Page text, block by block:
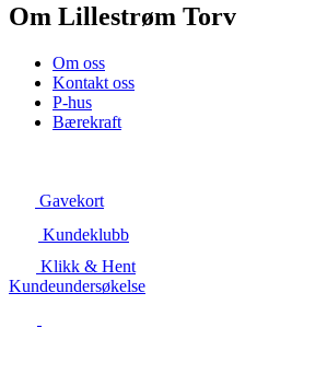
Om Lillestrøm Torv
Om oss
Kontakt oss
P-hus
Bærekraft
Gavekort
Kundeklubb
Klikk & Hent
Kundeundersøkelse